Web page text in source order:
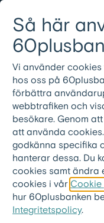
Så här
Vi använder
hos oss på
förbättra
webbtrafiken och
besökare. Genom
att använda
godkänna specifika
hanterar dessa. Du
cookies samt ändra
cookies i vår
hur 60plusbanken
Integritetspolicy.
Meny
60plusbanken.se